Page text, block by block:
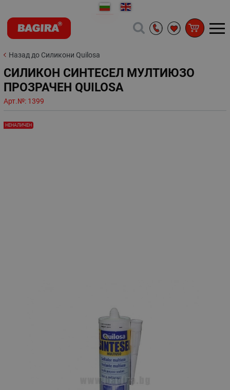
Назад до Силикони Quilosa
СИЛИКОН СИНТЕСЕЛ МУЛТИЮЗО
ПРОЗРАЧЕН QUILOSA
Арт.№: 1399
НЕНАЛИЧЕН